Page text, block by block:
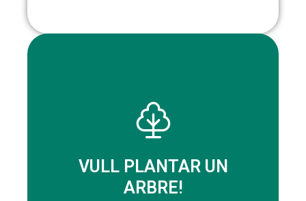
VULL PLANTAR UN
ARBRE!
GRATIS